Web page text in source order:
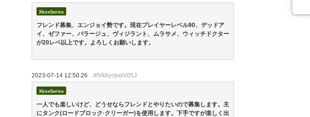
XboxSeries
フレンド募集、エンジョイ勢です。現在プレイヤーレベル90、デッドア
イ、ゼファー、バラージュ、ヴィジラント、ムラサメ、ウィッチドクター
が20レベ以上です。よろしくお願いします。
2023-07-14 12:50:26 #fVk8yckxxV05J
XboxSeries
一人でも楽しいけど、どうせならフレンドとやりたいので募集します。主
にタンク(ロードブロック·クリーガー)を使用します。下手ですが楽しく出